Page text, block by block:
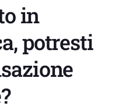
in
potresti